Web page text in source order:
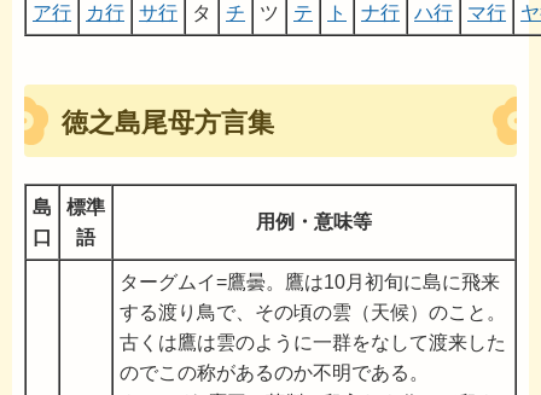
ア行 カ行 サ行 タ チ ツ テ ト ナ行 ハ行 マ行
徳之島尾母方言集
島
口
標準
語
用例・意味等
ターグムイ=鷹曇。鷹は10月初旬に島に飛来
する渡り鳥で、その頃の雲（天候）のこと。
古くは鷹は雲のように一群をなして渡来した
のでこの称があるのか不明である。